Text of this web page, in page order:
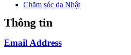
Chăm sóc da Nhật
Thông tin
Email Address